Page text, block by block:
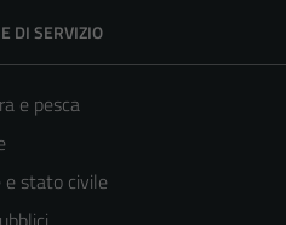
DI SERVIZIO
e pesca
e stato civile